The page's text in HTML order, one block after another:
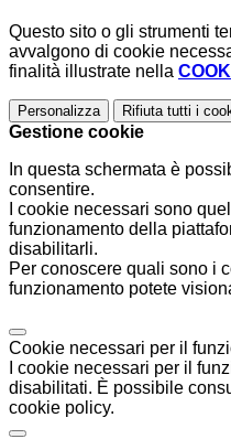
Questo sito o gli strumenti
avvalgono di cookie
finalità illustrate nella
Personalizza Rifiuta tutti i
Gestione cookie
In questa schermata è
consentire.
I cookie necessari sono
funzionamento della
disabilitarli.
Per conoscere quali sono i
funzionamento potete
Cookie necessari per il
I cookie necessari per il
disabilitati. È possibile
cookie policy.